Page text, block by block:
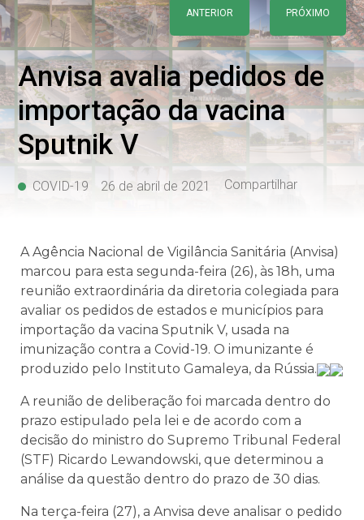
ANTERIOR PRÓXIMO
Anvisa avalia pedidos de
importação da vacina
Sputnik V
COVID-19 26 de abril de 2021 Compartilhar
A Agência Nacional de Vigilância Sanitária (Anvisa)
marcou para esta segunda-feira (26), às 18h, uma
reunião extraordinária da diretoria colegiada para
avaliar os pedidos de estados e municípios para
importação da vacina Sputnik V, usada na
imunização contra a Covid-19. O imunizante é
produzido pelo Instituto Gamaleya, da Rússia.
A reunião de deliberação foi marcada dentro do
prazo estipulado pela lei e de acordo com a
decisão do ministro do Supremo Tribunal Federal
(STF) Ricardo Lewandowski, que determinou a
análise da questão dentro do prazo de 30 dias.
Na terça-feira (27), a Anvisa deve analisar o pedido